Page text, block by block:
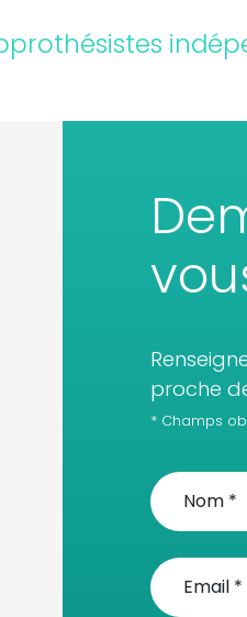
proche
* Champs